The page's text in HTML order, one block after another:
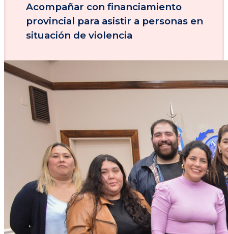
Acompañar con financiamiento
provincial para asistir a personas en
situación de violencia